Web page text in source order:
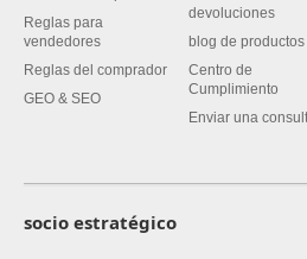
Reglas para
vendedores
Reglas del comprador
GEO & SEO
devoluciones
blog de productos
Centro de
Cumplimiento
Enviar una
socio estratégico